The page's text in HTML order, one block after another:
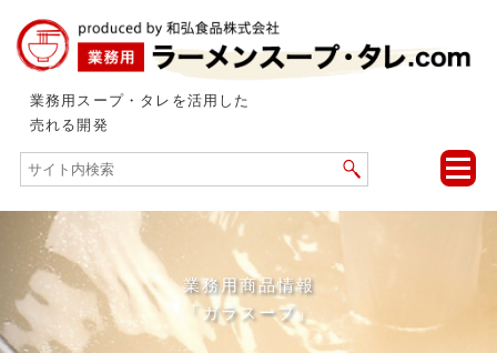
業務用スープ・タレを活用した
売れる開発
toggle
業務用商品情報
「ガラスープ」